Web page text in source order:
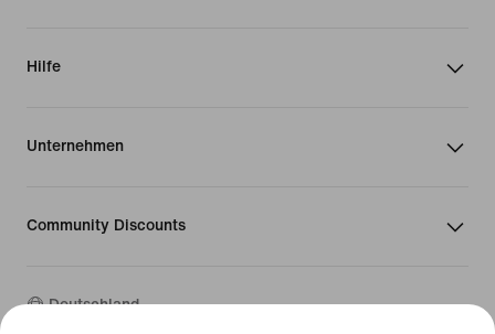
Hilfe
Unternehmen
Community Discounts
Deutschland